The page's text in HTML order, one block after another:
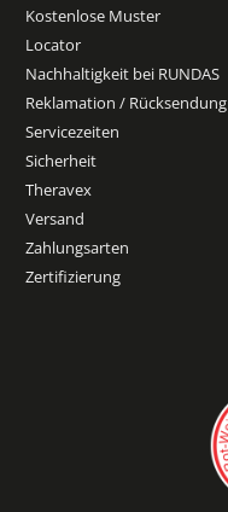
Kostenlose Muster
Locator
Nachhaltigkeit bei RUNDAS
Reklamation / Rücksendung
Servicezeiten
Sicherheit
Theravex
Versand
Zahlungsarten
Zertifizierung